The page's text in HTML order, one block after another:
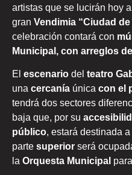
artistas que se lucirán hoy
gran Vendimia “Ciudad
celebración contará con
Municipal, con arreglos
El escenario del teatro
una cercanía única con el
tendrá dos sectores
baja que, por su
público, estará destinada a
parte superior será
la Orquesta Municipal